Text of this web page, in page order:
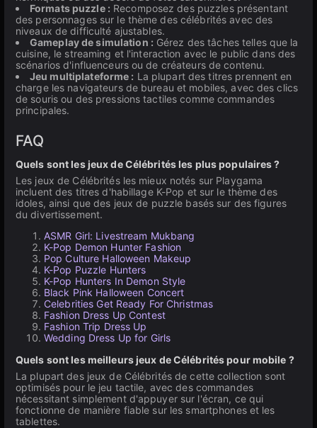
Formats puzzle : Recomposez des puzzles présentant
des personnages sur le thème des célébrités avec des
niveaux de difficulté ajustables.
Gameplay de simulation : Gérez des tâches telles que la
cuisine, le streaming et l'interaction avec le public dans des
scénarios d'influenceurs ou de créateurs de contenu.
Jeu multiplateforme : La plupart des titres prennent en
charge les navigateurs de bureau et mobiles, avec des clics
de souris ou des pressions tactiles comme commandes
principales.
FAQ
Quels sont les jeux de Célébrités les plus populaires ?
Les jeux de Célébrités les mieux notés sur Playgama
incluent des titres d'habillage K-Pop et sur le thème des
idoles, ainsi que des jeux de puzzle basés sur des figures
du divertissement.
ASMR Girl: Livestream Mukbang
K-Pop Demon Hunter Fashion
Pop Culture Halloween Makeup
K-Pop Puzzle Hunters
K-Pop Hunters In Demon Style
Black Pink Halloween Concert
Celebrities Get Ready For Christmas
Fashion Dress Up Contest
Fashion Trip Dress Up
Wedding Dress Up for Girls
Quels sont les meilleurs jeux de Célébrités pour mobile ?
La plupart des jeux de Célébrités de cette collection sont
optimisés pour le jeu tactile, avec des commandes
nécessitant simplement d'appuyer sur l'écran, ce qui
fonctionne de manière fiable sur les smartphones et les
tablettes.